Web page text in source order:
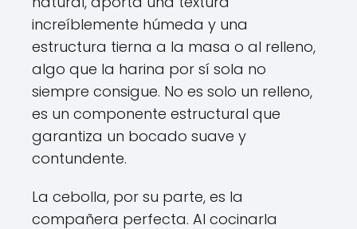
increíblemente húmeda y una
estructura tierna a la masa o al relleno,
algo que la harina por sí sola no
siempre consigue. No es solo un relleno,
es un componente estructural que
garantiza un bocado suave y
contundente.
La cebolla, por su parte, es la
compañera perfecta. Al cocinarla